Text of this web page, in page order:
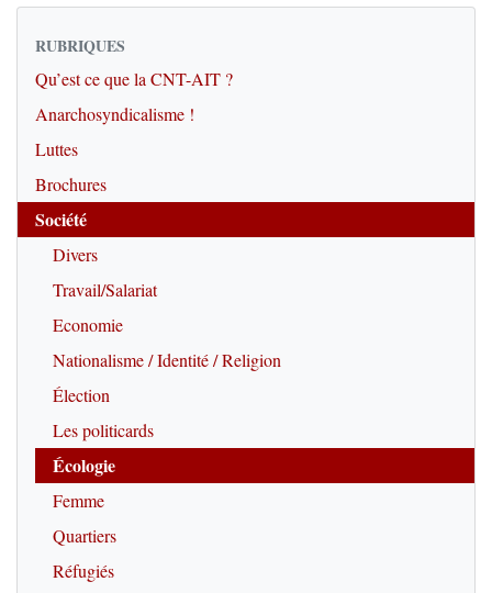
RUBRIQUES
Qu’est ce que la CNT-AIT ?
Anarchosyndicalisme !
Luttes
Brochures
Société
Divers
Travail/Salariat
Economie
Nationalisme / Identité / Religion
Élection
Les politicards
Écologie
Femme
Quartiers
Réfugiés